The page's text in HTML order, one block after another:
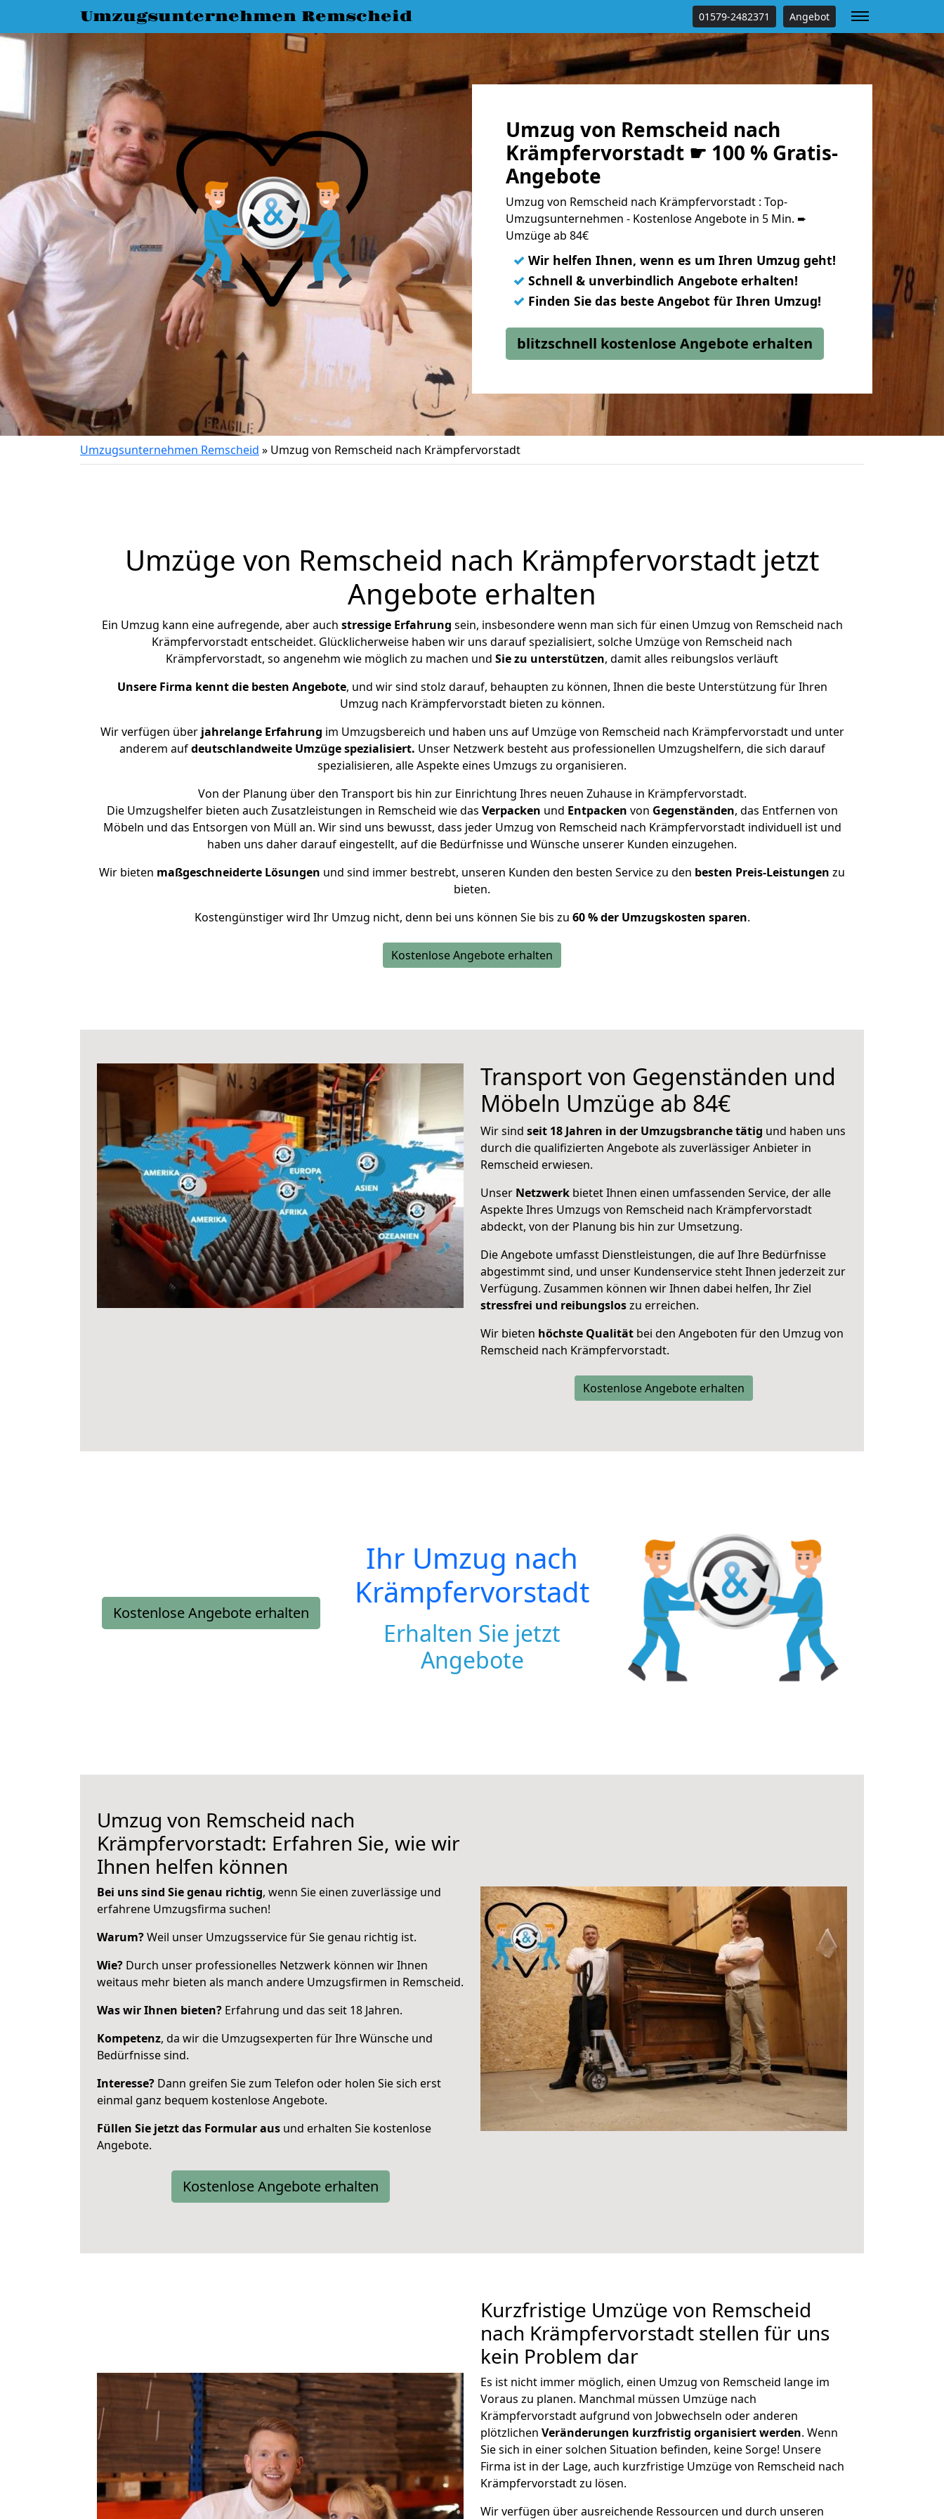
Umzugsunternehmen Remscheid 01579-2482371 Angebot
Umzug von Remscheid nach
Krämpfervorstadt ☛ 100 % Gratis-
Angebote
Umzug von Remscheid nach Krämpfervorstadt : Top-
Umzugsunternehmen - Kostenlose Angebote in 5 Min. ➨
Umzüge ab 84€
✓ Wir helfen Ihnen, wenn es um Ihren Umzug geht!
✓ Schnell & unverbindlich Angebote erhalten!
✓ Finden Sie das beste Angebot für Ihren Umzug!
blitzschnell kostenlose Angebote erhalten
Umzugsunternehmen Remscheid » Umzug von Remscheid nach Krämpfervorstadt
Umzüge von Remscheid nach Krämpfervorstadt jetzt
Angebote erhalten
Ein Umzug kann eine aufregende, aber auch stressige Erfahrung sein, insbesondere wenn man sich für einen Umzug von Remscheid nach
Krämpfervorstadt entscheidet. Glücklicherweise haben wir uns darauf spezialisiert, solche Umzüge von Remscheid nach
Krämpfervorstadt, so angenehm wie möglich zu machen und Sie zu unterstützen, damit alles reibungslos verläuft
Unsere Firma kennt die besten Angebote, und wir sind stolz darauf, behaupten zu können, Ihnen die beste Unterstützung für Ihren
Umzug nach Krämpfervorstadt bieten zu können.
Wir verfügen überjahrelange Erfahrung im Umzugsbereich und haben uns auf Umzüge von Remscheid nach Krämpfervorstadt und unter
anderem aufdeutschlandweite Umzüge spezialisiert. Unser Netzwerk besteht aus professionellen Umzugshelfern, die sich darauf
spezialisieren, alle Aspekte eines Umzugs zu organisieren.
Von der Planung über den Transport bis hin zur Einrichtung Ihres neuen Zuhause in Krämpfervorstadt.
Die Umzugshelfer bieten auch Zusatzleistungen in Remscheid wie das Verpacken und Entpacken von Gegenständen, das Entfernen von
Möbeln und das Entsorgen von Müll an. Wir sind uns bewusst, dass jeder Umzug von Remscheid nach Krämpfervorstadt individuell ist und
haben uns daher darauf eingestellt, auf die Bedürfnisse und Wünsche unserer Kunden einzugehen.
Wir bieten maßgeschneiderte Lösungen und sind immer bestrebt, unseren Kunden den besten Service zu den besten Preis-Leistungen zu
bieten.
Kostengünstiger wird Ihr Umzug nicht, denn bei uns können Sie bis zu 60 % der Umzugskosten sparen.
Kostenlose Angebote erhalten
Transport von Gegenständen und
Möbeln Umzüge ab 84€
Wir sind seit 18 Jahren in der Umzugsbranche tätig und haben uns
durch die qualifizierten Angebote als zuverlässiger Anbieter in
Remscheid erwiesen.
Unser Netzwerk bietet Ihnen einen umfassenden Service, der alle
Aspekte Ihres Umzugs von Remscheid nach Krämpfervorstadt
abdeckt, von der Planung bis hin zur Umsetzung.
Die Angebote umfasst Dienstleistungen, die auf Ihre Bedürfnisse
abgestimmt sind, und unser Kundenservice steht Ihnen jederzeit zur
Verfügung. Zusammen können wir Ihnen dabei helfen, Ihr Ziel
stressfrei und reibungsloszu erreichen.
Wir bieten höchste Qualität bei den Angeboten für den Umzug von
Remscheid nach Krämpfervorstadt.
Kostenlose Angebote erhalten
Kostenlose Angebote erhalten
Ihr Umzug nach
Krämpfervorstadt
Erhalten Sie jetzt
Angebote
Umzug von Remscheid nach
Krämpfervorstadt: Erfahren Sie, wie wir
Ihnen helfen können
Bei uns sind Sie genau richtig, wenn Sie einen zuverlässige und
erfahrene Umzugsfirma suchen!
Warum?Weil unser Umzugsservice für Sie genau richtig ist.
Wie? Durch unser professionelles Netzwerk können wir Ihnen
weitaus mehr bieten als manch andere Umzugsfirmen in Remscheid.
Was wir Ihnen bieten? Erfahrung und das seit 18 Jahren.
Kompetenz, da wir die Umzugsexperten für Ihre Wünsche und
Bedürfnisse sind.
Interesse? Dann greifen Sie zum Telefon oder holen Sie sich erst
einmal ganz bequem kostenlose Angebote.
Füllen Sie jetzt das Formular aus und erhalten Sie kostenlose
Angebote.
Kostenlose Angebote erhalten
Kurzfristige Umzüge von Remscheid
nach Krämpfervorstadt stellen für uns
kein Problem dar
Es ist nicht immer möglich, einen Umzug von Remscheid lange im
Voraus zu planen. Manchmal müssen Umzüge nach
Krämpfervorstadt aufgrund von Jobwechseln oder anderen
plötzlichen Veränderungen kurzfristig organisiert werden. Wenn
Sie sich in einer solchen Situation befinden, keine Sorge! Unsere
Firma ist in der Lage, auch kurzfristige Umzüge von Remscheid nach
Krämpfervorstadt zu lösen.
Wir verfügen über ausreichende Ressourcen und durch unseren